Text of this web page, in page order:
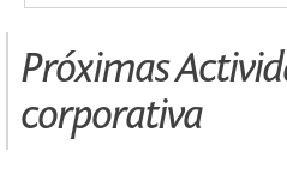
Próximas
corporativa